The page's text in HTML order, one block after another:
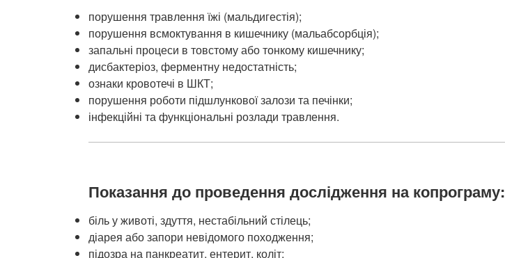
порушення травлення їжі (мальдигестія);
порушення всмоктування в кишечнику (мальабсорбція);
запальні процеси в товстому або тонкому кишечнику;
дисбактеріоз, ферментну недостатність;
ознаки кровотечі в ШКТ;
порушення роботи підшлункової залози та печінки;
інфекційні та функціональні розлади травлення.
Показання до проведення дослідження на копрограму:
біль у животі, здуття, нестабільний стілець;
діарея або запори невідомого походження;
підозра на панкреатит, ентерит, коліт;